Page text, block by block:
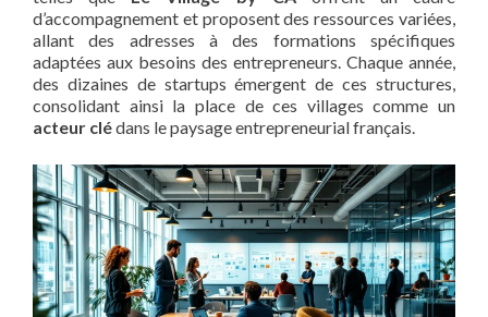
d’accompagnement et proposent des ressources variées,
allant des adresses à des formations spécifiques
adaptées aux besoins des entrepreneurs. Chaque année,
des dizaines de startups émergent de ces structures,
consolidant ainsi la place de ces villages comme un
acteur clédans le paysage entrepreneurial français.